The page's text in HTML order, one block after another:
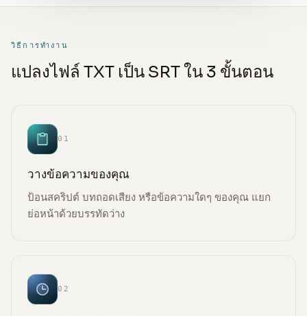
วิธีการทำงาน
แปลงไฟล์ TXT เป็น SRT ใน 3 ขั้นตอน
01
วางข้อความของคุณ
ป้อนสคริปต์ บทถอดเสียง หรือข้อความใดๆ ของคุณ แยก
ย่อหน้าด้วยบรรทัดว่าง
02